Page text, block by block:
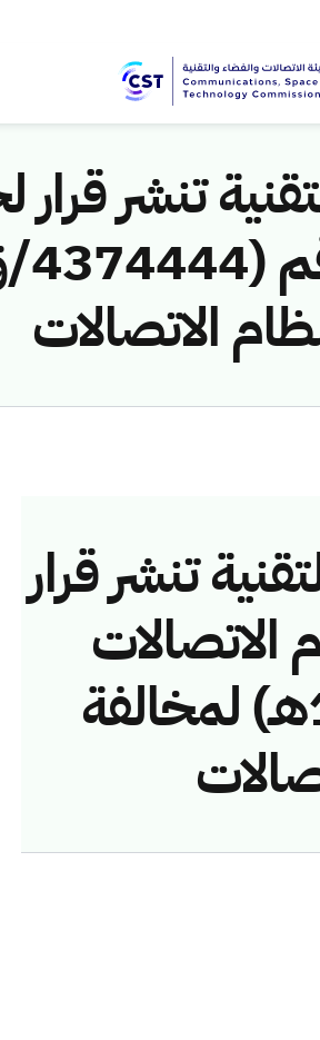
تنشر قرار
الاتصالات
تنشر قرار
الاتصالات
رقم (4374444/ق/1443هـ) لمخالفة